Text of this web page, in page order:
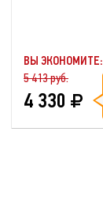
ВЫ ЭКОНОМИТЕ:
5 413 руб.
4 330